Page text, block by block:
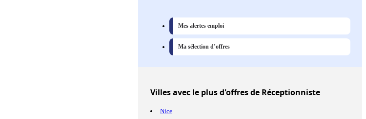
Mes alertes emploi
Ma sélection d’offres
Villesavec le plus d'offres de Réceptionniste
Nice